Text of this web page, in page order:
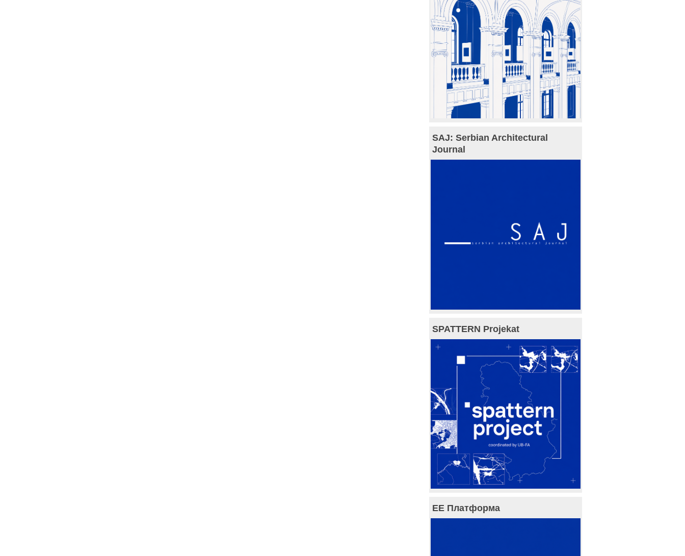
SAJ: Serbian Architectural
Journal
SPATTERN Projekat
ЕЕ Платформа